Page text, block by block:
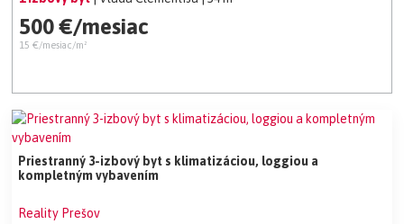
500 €/mesiac
15 €/mesiac/m²
Priestranný 3-izbový byt s klimatizáciou, loggiou a
kompletným vybavením
Reality Prešov